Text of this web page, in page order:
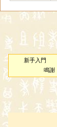
新手入門
鳴謝